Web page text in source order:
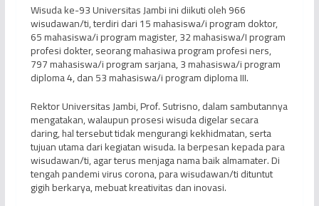
Wisuda ke-93 Universitas Jambi ini diikuti oleh 966
wisudawan/ti, terdiri dari 15 mahasiswa/i program doktor,
65 mahasiswa/i program magister, 32 mahasiswa/I program
profesi dokter, seorang mahasiwa program profesi ners,
797 mahasiswa/i program sarjana, 3 mahasiswa/i program
diploma 4, dan 53 mahasiswa/i program diploma III.
Rektor Universitas Jambi, Prof. Sutrisno, dalam sambutannya
mengatakan, walaupun prosesi wisuda digelar secara
daring, hal tersebut tidak mengurangi kekhidmatan, serta
tujuan utama dari kegiatan wisuda. Ia berpesan kepada para
wisudawan/ti, agar terus menjaga nama baik almamater. Di
tengah pandemi virus corona, para wisudawan/ti dituntut
gigih berkarya, mebuat kreativitas dan inovasi.